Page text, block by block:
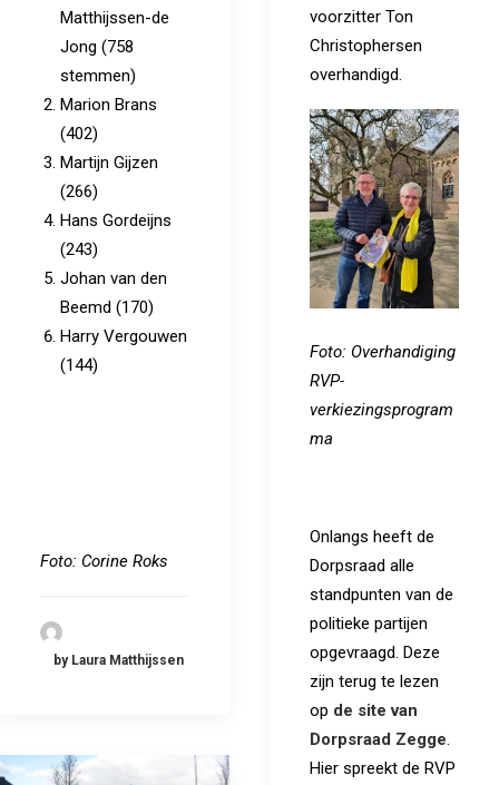
Matthijssen-de
Jong (758
stemmen)
Marion Brans
(402)
Martijn Gijzen
(266)
Hans Gordeijns
(243)
Johan van den
Beemd (170)
Harry Vergouwen
(144)
Foto: Corine Roks
by Laura Matthijssen
voorzitter Ton
Christophersen
overhandigd.
Foto: Overhandiging
RVP-
verkiezingsprogram
ma
Onlangs heeft de
Dorpsraad alle
standpunten van de
politieke partijen
opgevraagd. Deze
zijn terug te lezen
op de site van
Dorpsraad Zegge
Hier spreekt de RVP